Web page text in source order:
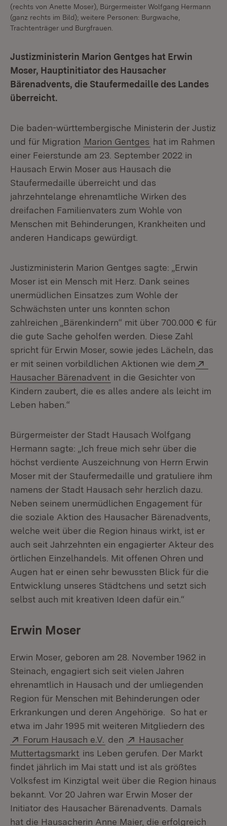
(rechts von Anette Moser), Bürgermeister Wolfgang Hermann
(ganz rechts im Bild); weitere Personen: Burgwache,
Trachtenträger und Burgfrauen.
Justizministerin Marion Gentges hat Erwin
Moser, Hauptinitiator des Hausacher
Bärenadvents, die Staufermedaille des Landes
überreicht.
Die baden-württembergische Ministerin der Justiz
und für Migration Marion Gentges hat im Rahmen
einer Feierstunde am 23. September 2022 in
Hausach Erwin Moser aus Hausach die
Staufermedaille überreicht und das
jahrzehntelange ehrenamtliche Wirken des
dreifachen Familienvaters zum Wohle von
Menschen mit Behinderungen, Krankheiten und
anderen Handicaps gewürdigt.
Justizministerin Marion Gentges sagte: „Erwin
Moser ist ein Mensch mit Herz. Dank seines
unermüdlichen Einsatzes zum Wohle der
Schwächsten unter uns konnten schon
zahlreichen „Bärenkindern“ mit über 700.000 € für
die gute Sache geholfen werden. Diese Zahl
spricht für Erwin Moser, sowie jedes Lächeln, das
er mit seinen vorbildlichen Aktionen wie dem
Hausacher Bärenadvent (Öffnet in neuem Fenster)
in die Gesichter von
Kindern zaubert, die es alles andere als leicht im
Leben haben.“
Bürgermeister der Stadt Hausach Wolfgang
Hermann sagte: „Ich freue mich sehr über die
höchst verdiente Auszeichnung von Herrn Erwin
Moser mit der Staufermedaille und gratuliere ihm
namens der Stadt Hausach sehr herzlich dazu.
Neben seinem unermüdlichen Engagement für
die soziale Aktion des Hausacher Bärenadvents,
welche weit über die Region hinaus wirkt, ist er
auch seit Jahrzehnten ein engagierter Akteur des
örtlichen Einzelhandels. Mit offenen Ohren und
Augen hat er einen sehr bewussten Blick für die
Entwicklung unseres Städtchens und setzt sich
selbst auch mit kreativen Ideen dafür ein.“
Erwin Moser
Erwin Moser, geboren am 28. November 1962 in
Steinach, engagiert sich seit vielen Jahren
ehrenamtlich in Hausach und der umliegenden
Region für Menschen mit Behinderungen oder
Erkrankungen und deren Angehörige. So hat er
etwa im Jahr 1995 mit weiteren Mitgliedern des
Extern:
Forum Hausach e.V. (Öffnet in neuem Fenster)
den Extern:
Hausacher
Muttertagsmarkt (Öffnet in neuem Fenster)
ins Leben gerufen. Der Markt
findet jährlich im Mai statt und ist als größtes
Volksfest im Kinzigtal weit über die Region hinaus
bekannt. Vor 20 Jahren war Erwin Moser der
Initiator des Hausacher Bärenadvents. Damals
hat die Hausacherin Anne Maier, die erfolgreich